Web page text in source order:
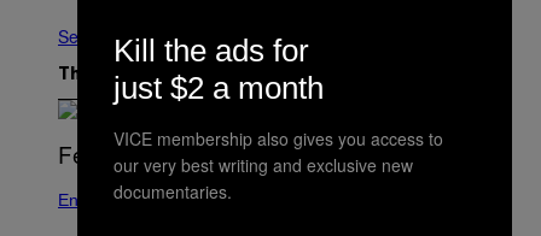
See All
The Latest
Entertainment
Kill the ads for
just $2 a month
VICE membership also gives you access to
our very best writing and exclusive new
documentaries.